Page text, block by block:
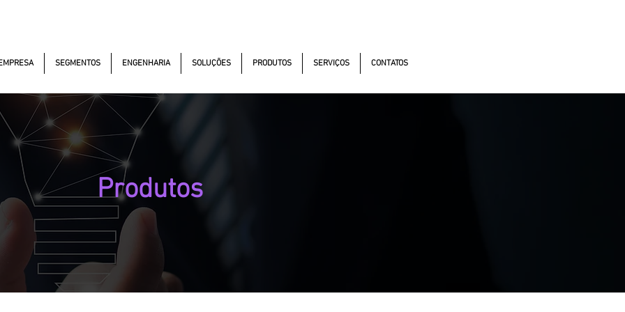
SEGMENTOS ENGENHARIA SOLUÇÕES PRODUTOS SERVIÇOS CONTATOS
Produtos